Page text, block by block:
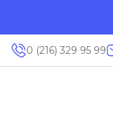
0 (216) 329 95 99